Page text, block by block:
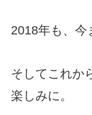
2018年も、今
そしてこれか
楽しみに。